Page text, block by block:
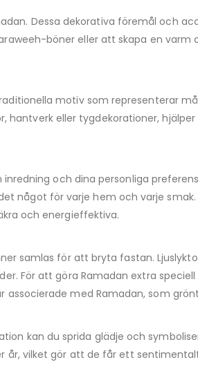
Dessa dekorativa föremål och
böner eller att skapa en varm
motiv som representerar
hantverk eller tygdekorationer,
och dina personliga
något för varje hem och varje
och energieffektiva.
samlas för att bryta fastan.
För att göra Ramadan extra speciell
med Ramadan, som
kan du sprida glädje och
år, vilket gör att de får ett